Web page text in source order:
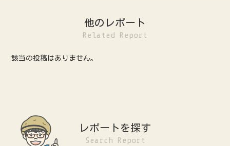
他のレポート
Related Report
該当の投稿はありません。
レポートを探す
Search Report